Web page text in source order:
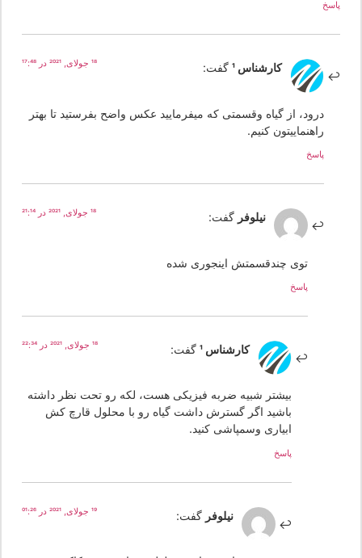
کارشناس 1 گفت:
درود، از گیاه وقسمتی که میفرمایید عکس واضح بفرستید تا بهتر
راهنماییتون کنیم.
نیلوفر گفت:
توی چندقسمتش اینجوری شده
کارشناس 1 گفت:
بیشتر شبیه ضربه فیزیکی هست، لکه رو تحت نظر داشته
باشید اگر گسترش داشت گیاه رو با محلول قارچ کش
ابیاری وسمپاشی کنید.
نیلوفر گفت: